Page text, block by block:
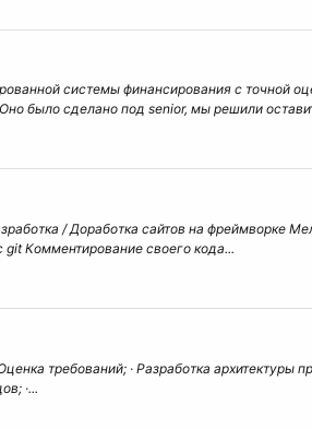
системы финансирования с точной
было сделано под senior, мы решили
/ Доработка сайтов на фреймворке
git Комментирование своего кода...
требований; · Разработка архитектуры
·...